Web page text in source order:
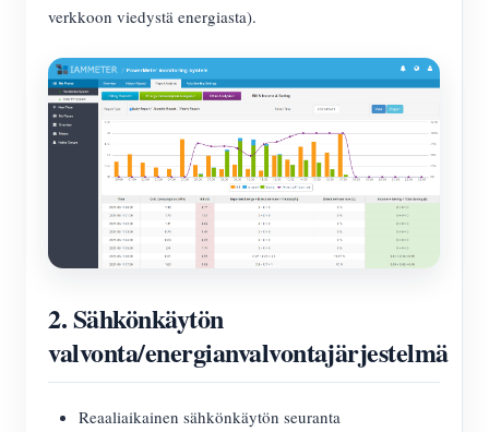
verkkoon viedystä energiasta).
2. Sähkönkäytön
valvonta/energianvalvontajärjestelmä
Reaaliaikainen sähkönkäytön seuranta